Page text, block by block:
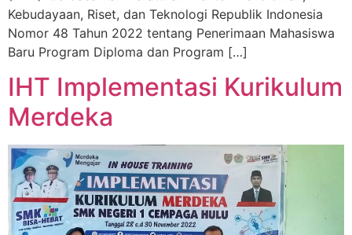
Kebudayaan, Riset, dan Teknologi Republik Indonesia
Nomor 48 Tahun 2022 tentang Penerimaan Mahasiswa
Baru Program Diploma dan Program […]
IHT Implementasi Kurikulum
Merdeka